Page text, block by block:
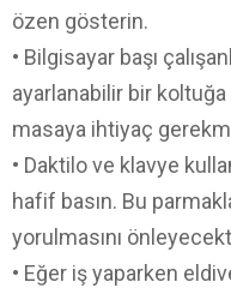
özen gösterin.
• Bilgisayar başı
ayarlanabilir bir
masaya ihtiyaç
• Daktilo ve klavye
hafif basın. Bu
yorulmasını
• Eğer iş yaparken